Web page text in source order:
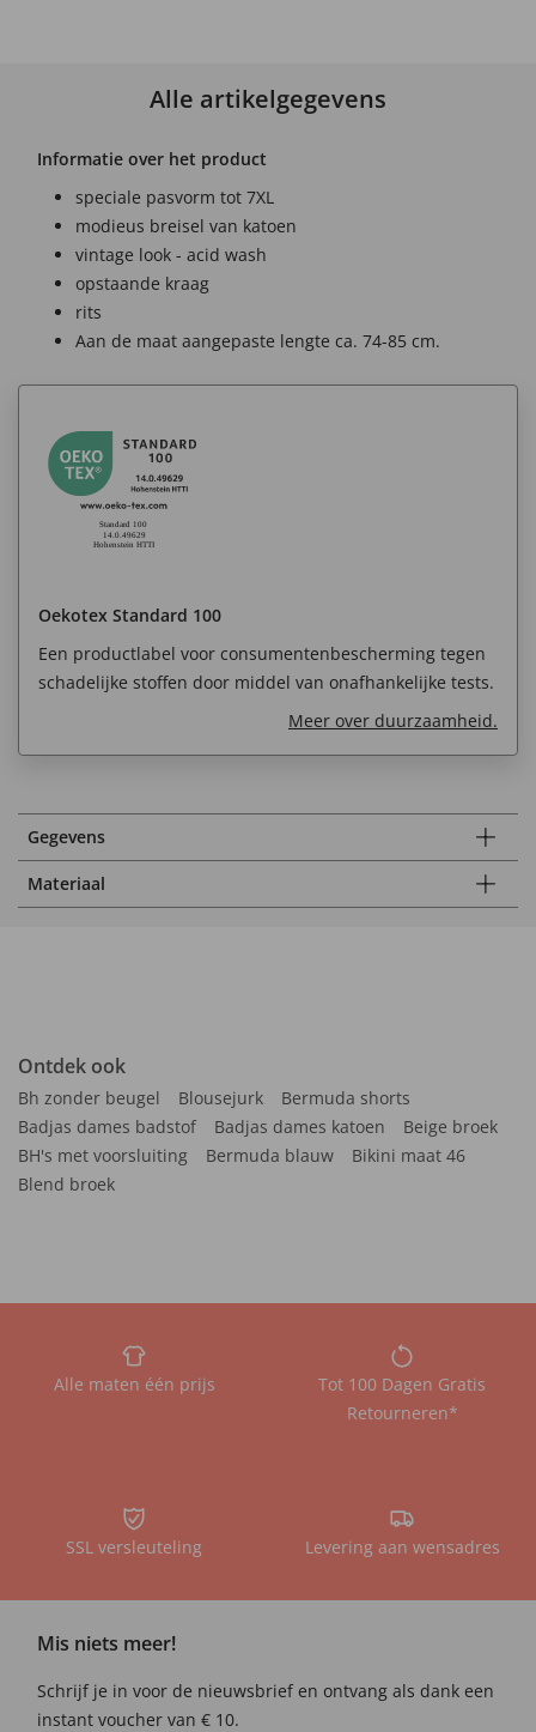
Alle artikelgegevens
Informatie over het product
speciale pasvorm tot 7XL
modieus breisel van katoen
vintage look - acid wash
opstaande kraag
rits
Aan de maat aangepaste lengte ca. 74-85 cm.
Oekotex Standard 100
Een productlabel voor consumentenbescherming tegen
schadelijke stoffen door middel van onafhankelijke tests.
Meer over duurzaamheid.
Gegevens
Materiaal
Ontdek ook
Bh zonder beugel Blousejurk
Bermuda shorts
Badjas dames badstof
Badjas dames katoen
Beige broek
BH's met voorsluiting
Bermuda blauw
Bikini maat 46
Blend broek
Alle maten één prijs
Tot 100 Dagen Gratis
Retourneren*
SSL versleuteling Levering aan wensadres
Mis niets meer!
Schrijf je in voor de nieuwsbrief en ontvang als dank een
instant voucher van € 10.